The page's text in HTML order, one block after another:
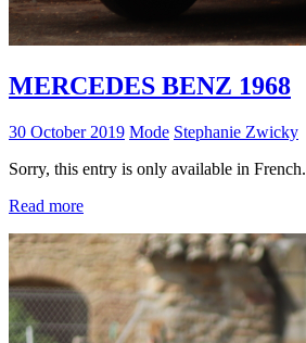
MERCEDES BENZ 1968
30 October 2019 Mode Stephanie Zwicky
Sorry, this entry is only available in French.
Read more